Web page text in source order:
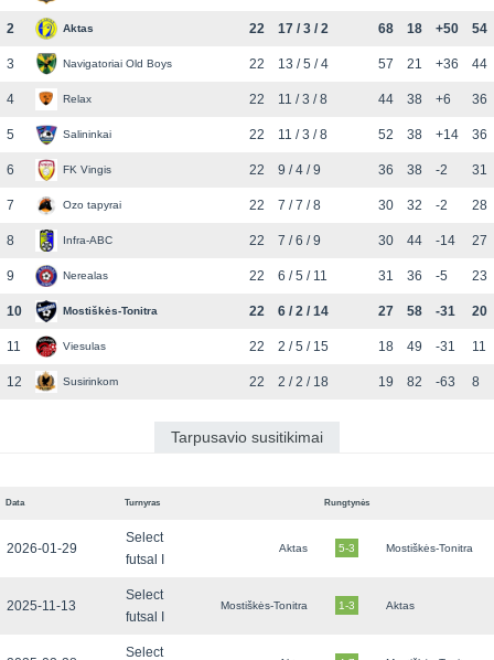
2 Aktas 22 17 / 3 / 2 68 18 +50 54
3 Navigatoriai Old Boys 22 13 / 5 / 4 57 21 +36 44
4 Relax 22 11 / 3 / 8 44 38 +6 36
5 Salininkai 22 11 / 3 / 8 52 38 +14 36
6 FK Vingis 22 9 / 4 / 9 36 38 -2 31
7 Ozo tapyrai 22 7 / 7 / 8 30 32 -2 28
8 Infra-ABC 22 7 / 6 / 9 30 44 -14 27
9 Nerealas 22 6 / 5 / 11 31 36 -5 23
10 Mostiškės-Tonitra 22 6 / 2 / 14 27 58 -31 20
11 Viesulas 22 2 / 5 / 15 18 49 -31 11
12 Susirinkom 22 2 / 2 / 18 19 82 -63 8
Tarpusavio susitikimai
Data Turnyras Rungtynės
2026-01-29
Select
futsal I
Aktas 5-3 Mostiškės-Tonitra
2025-11-13
Select
futsal I
Mostiškės-Tonitra 1-3 Aktas
Select